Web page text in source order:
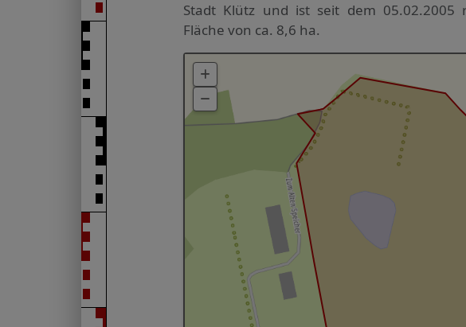
Stadt Klütz und ist seit dem 05.02.2005
Fläche von ca. 8,6 ha.